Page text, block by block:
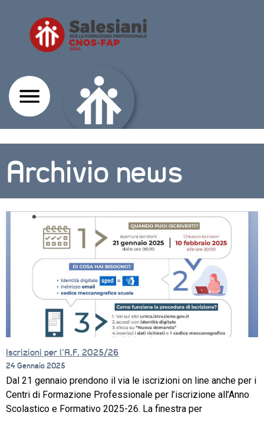
Archivio news
Iscrizioni per l’A.F. 2025/26
24 Gennaio 2025
Dal 21 gennaio prendono il via le iscrizioni on line anche per i
Centri di Formazione Professionale per l’iscrizione all’Anno
Scolastico e Formativo 2025-26. La finestra per